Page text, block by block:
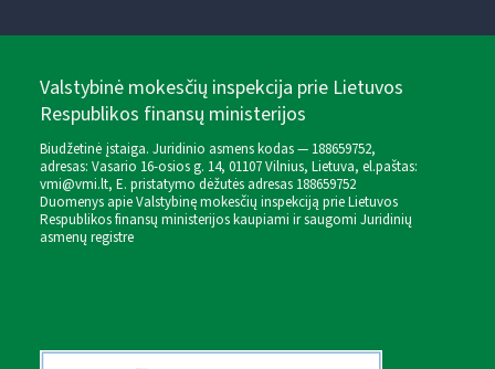
Valstybinė mokesčių inspekcija prie Lietuvos
Respublikos finansų ministerijos
Biudžetinė įstaiga. Juridinio asmens kodas — 188659752,
adresas: Vasario 16-osios g. 14, 01107 Vilnius, Lietuva, el.paštas:
vmi@vmi.lt, E. pristatymo dėžutės adresas 188659752
Duomenys apie Valstybinę mokesčių inspekciją prie Lietuvos
Respublikos finansų ministerijos kaupiami ir saugomi Juridinių
asmenų registre